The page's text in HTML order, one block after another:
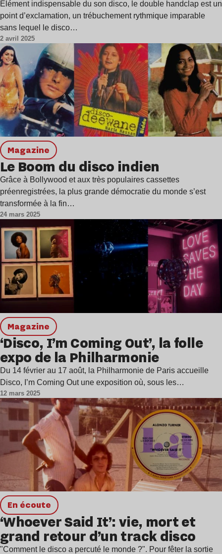
Élément indispensable du son disco, le double handclap est un
point d’exclamation, un trébuchement rythmique imparable
sans lequel le disco…
2 avril 2025
magazine
Le Boom du disco indien
Grâce à Bollywood et aux très populaires cassettes
préenregistrées, la plus grande démocratie du monde s’est
transformée à la fin…
24 mars 2025
magazine
‘Disco, I’m Coming Out’, la folle
expo de la Philharmonie
Du 14 février au 17 août, la Philharmonie de Paris accueille
Disco, I’m Coming Out une exposition où, sous les…
12 mars 2025
en écoute
‘Whoever Said It’: vie, mort et
grand retour d’un track disco
"Comment le disco a percuté le monde ?". Pour fêter la sortie